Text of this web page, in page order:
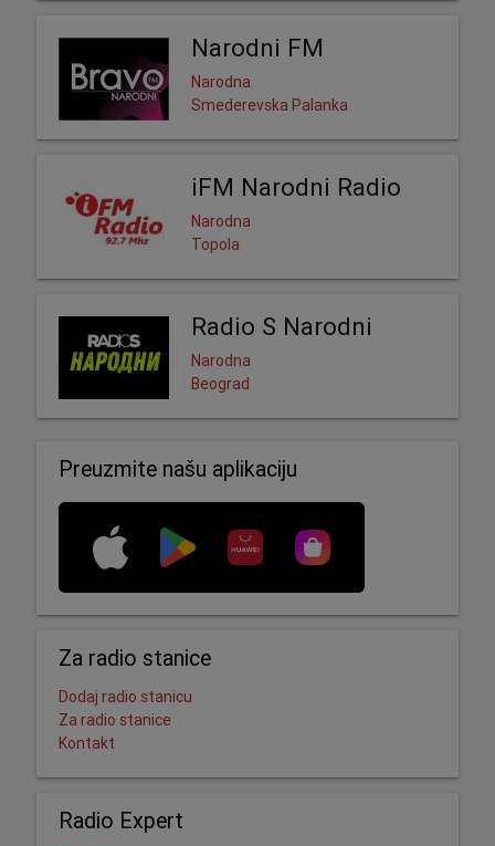
Narodni FM
Narodna
Smederevska Palanka
iFM Narodni Radio
Narodna
Topola
Radio S Narodni
Narodna
Beograd
Preuzmite našu aplikaciju
Za radio stanice
Dodaj radio stanicu
Za radio stanice
Kontakt
Radio Expert